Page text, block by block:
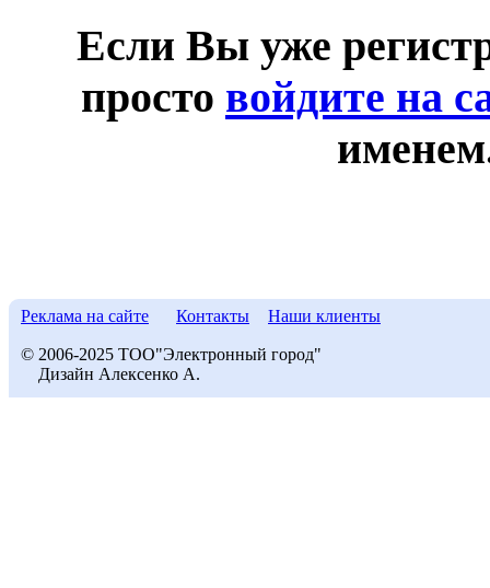
Если Вы уже
просто войдите на
Реклама на сайте Контакты Наши клиенты
© 2006-2025 ТОО"Электронный город"
Дизайн Алексенко А.